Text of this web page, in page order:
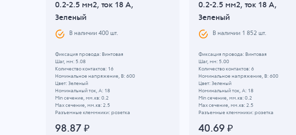
0.2-2.5 мм2, ток 18 A,
Зеленый
В наличии 400шт.
Фиксация провода: Винтовая
Шаг, мм: 5.08
Количество контактов: 16
Номинальное напряжение, B: 600
Цвет: Зеленый
Номинальный ток, А: 18
Min сечение, мм.кв: 0.2
Max сечение, мм.кв: 2.5
Разъемные клеммники: розетка
98.87 ₽
0.2-2.5 мм2, ток 18 A,
Зеленый
В наличии 1 852 шт.
Фиксация провода: Винтовая
Шаг, мм: 5.00
Количество контактов: 6
Номинальное напряжение, B: 600
Цвет: Зеленый
Номинальный ток, А: 18
Min сечение, мм.кв: 0.2
Max сечение, мм.кв: 2.5
Разъемные клеммники: розетка
40.69 ₽